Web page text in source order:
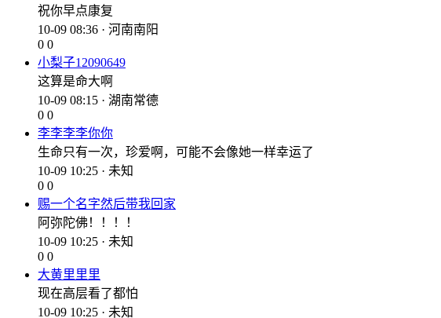
祝你早点康复
10-09 08:36 · 河南南阳
0 0
小梨子12090649
这算是命大啊
10-09 08:15 · 湖南常德
0 0
李李李李你你
生命只有一次，珍爱啊，可能不会像她一样幸运了
10-09 10:25 · 未知
0 0
赐一个名字然后带我回家
阿弥陀佛！！！！
10-09 10:25 · 未知
0 0
大黄里里里
现在高层看了都怕
10-09 10:25 · 未知